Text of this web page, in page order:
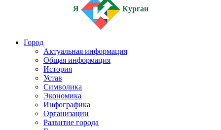
Я Курган
Город
Актуальная информация
Общая информация
История
Устав
Символика
Экономика
Инфографика
Организации
Развитие города